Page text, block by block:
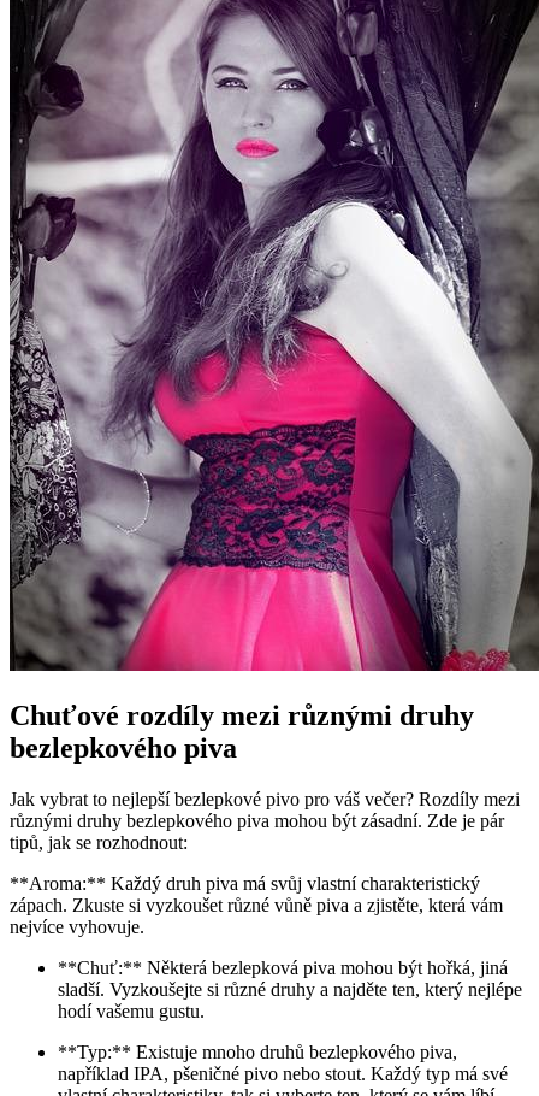
Chuťové rozdíly mezi různými druhy
bezlepkového piva
Jak vybrat to nejlepší bezlepkové pivo pro váš večer? Rozdíly mezi
různými druhy bezlepkového piva mohou být zásadní. Zde je pár
tipů, jak se rozhodnout:
**Aroma:** Každý druh piva má svůj vlastní charakteristický
zápach. Zkuste si vyzkoušet různé vůně piva a zjistěte, která vám
nejvíce vyhovuje.
**Chuť:** Některá bezlepková piva mohou být hořká, jiná
sladší. Vyzkoušejte si různé druhy a najděte ten, který nejlépe
hodí vašemu gustu.
**Typ:** Existuje mnoho druhů bezlepkového piva,
například IPA, pšeničné pivo nebo stout. Každý typ má své